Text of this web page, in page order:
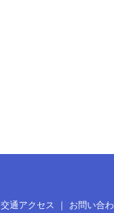
交通アクセス ｜ お問い合